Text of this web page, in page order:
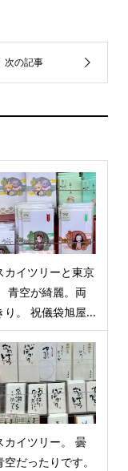
カイツリーと東京
青空が綺麗。両
り。 祝儀袋旭屋...
カイツリー。 曇
空だったりです。